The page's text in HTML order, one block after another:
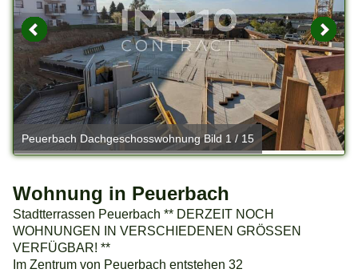
Peuerbach Dachgeschosswohnung Bild 1 / 15
Wohnung in Peuerbach
Stadtterrassen Peuerbach ** DERZEIT NOCH
WOHNUNGEN IN VERSCHIEDENEN GRÖSSEN
VERFÜGBAR! **
Im Zentrum von Peuerbach entstehen 32